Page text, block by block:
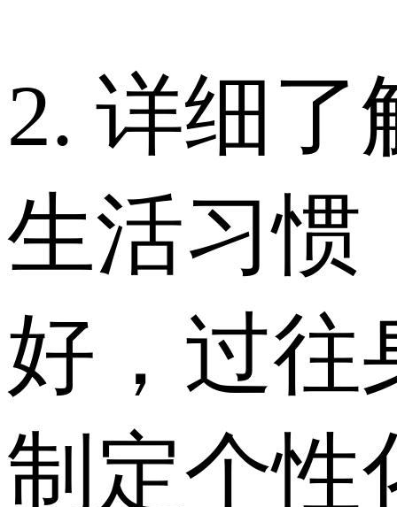
2. 详细了
生活习惯
好，过往
制定个性